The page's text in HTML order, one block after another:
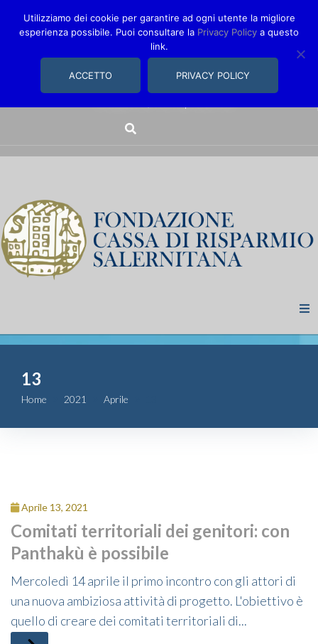
comunica@fondazionecarisal.it089 230611
Fondazione
Attività
Contributi
Complesso
San Michele
13
Home 2021 Aprile
Aprile 13, 2021
Comitati territoriali dei genitori: con
Panthakù è possibile
Mercoledì 14 aprile il primo incontro con gli attori di
una nuova ambiziosa attività di progetto. L'obiettivo è
quello di creare dei comitati territoriali di...
Utilizziamo dei cookie per garantire ad ogni utente la migliore
esperienza possibile. Puoi consultare la Privacy Policy a questo
link.
ACCETTO PRIVACY POLICY